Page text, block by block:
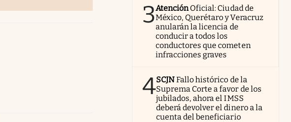
3AtenciónOficial: Ciudad de
México, Querétaro y Veracruz
anularán la licencia de
conducir a todos los
conductores que cometen
infracciones graves
4SCJNFallo histórico de la
Suprema Corte a favor de los
jubilados, ahora el IMSS
deberá devolver el dinero a la
cuenta del beneficiario